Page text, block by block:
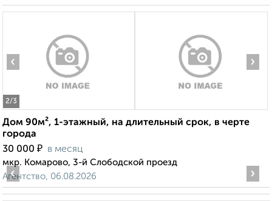
2/3
‹ ›
Дом 90м², 1-этажный, на длительный срок, в черте
города
30 000 ₽ в месяц
мкр. Комарово, 3-й Слободской проезд
Агентство, 06.08.2026
‹ ›